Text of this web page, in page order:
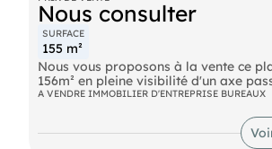
Nous consulter
SURFACE
155 m²
Nous vous proposons à la vente ce
156m² en pleine visibilité d'un axe
Saint Jacques de la lande.
climatisation réversible (accueil,
bureaux, 1 vestiaire, sanitaires H/F
A VENDRE IMMOBILIER D'ENTREPRISE BUREAUX